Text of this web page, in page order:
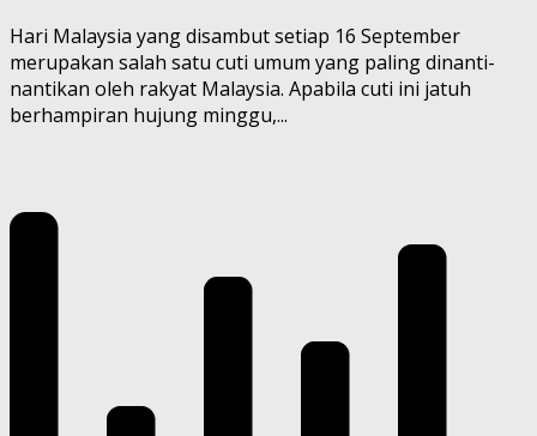
Hari Malaysia yang disambut setiap 16 September
merupakan salah satu cuti umum yang paling dinanti-
nantikan oleh rakyat Malaysia. Apabila cuti ini jatuh
berhampiran hujung minggu,...